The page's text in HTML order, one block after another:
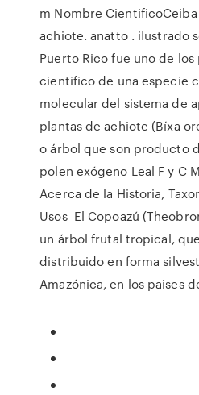
m Nombre
achiote. anatto . iIustrado
Puerto Rico fue uno de
cientifico de una especie
molecular del sistema de
plantas de achiote (Bíxa
o árbol que son producto
polen exógeno Leal F y C
Acerca de la Historia,
Usos El Copoazú
un árbol frutal tropical,
distribuido en forma
Amazónica, en los paises